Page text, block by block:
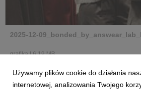
2025-12-
grafika|6,19 MB
Używamy plików cookie do działania
internetowej, analizowania Twojego